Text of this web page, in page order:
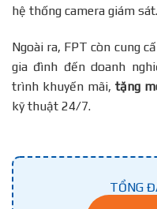
hệ thống camera giám sát.
Ngoài ra, FPT còn cung
gia đình đến doanh
trình khuyến mãi, tặng
kỹ thuật 24/7.
TỔNG